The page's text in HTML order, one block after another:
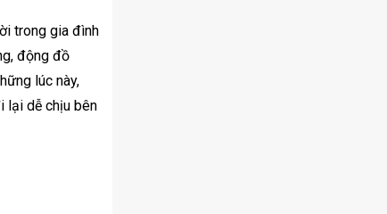
trong gia đình
động đồ
lúc này,
lại dễ chịu bên